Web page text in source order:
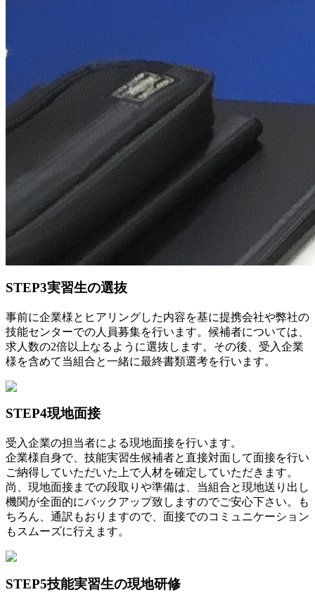
STEP3実習生の選抜
事前に企業様とヒアリングした内容を基に提携会社や弊社の
技能センターでの人員募集を行います。候補者については、
求人数の2倍以上なるように選抜します。その後、受入企業
様を含めて当組合と一緒に最終書類選考を行います。
STEP4現地面接
受入企業の担当者による現地面接を行います。
企業様自身で、技能実習生候補者と直接対面して面接を行い
ご納得していただいた上で人材を確定していただきます。
尚、現地面接までの段取りや準備は、当組合と現地送り出し
機関が全面的にバックアップ致しますのでご安心下さい。も
ちろん、通訳もおりますので、面接でのコミュニケーション
もスムーズに行えます。
STEP5技能実習生の現地研修